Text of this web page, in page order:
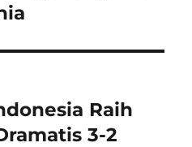
Raih
3-2